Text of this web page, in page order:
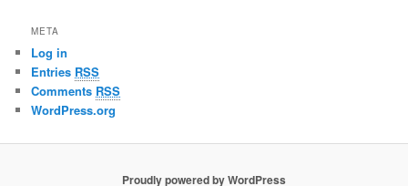
META
Log in
Entries RSS
Comments RSS
WordPress.org
Proudly powered by WordPress